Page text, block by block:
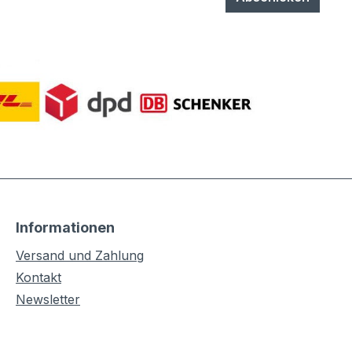
Informationen
Versand und Zahlung
Kontakt
Newsletter